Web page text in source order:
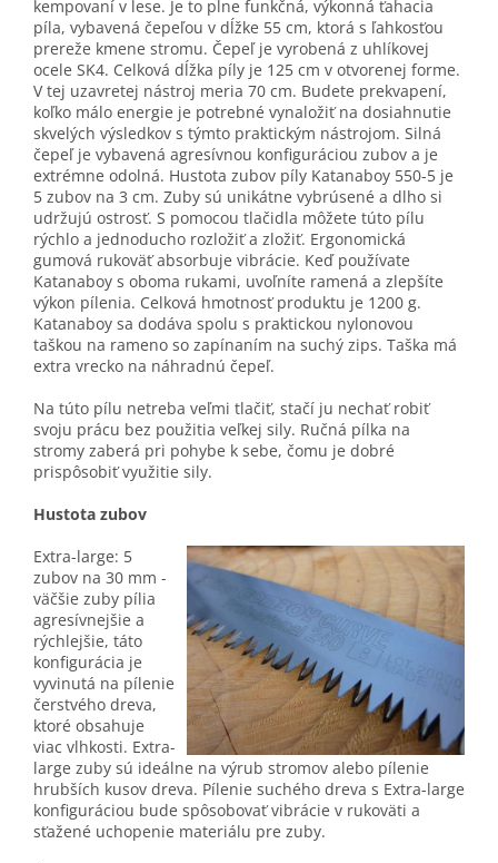
kempovaní v lese. Je to plne funkčná, výkonná ťahacia
píla, vybavená čepeľou v dĺžke 55 cm, ktorá s ľahkosťou
prereže kmene stromu. Čepeľ je vyrobená z uhlíkovej
ocele SK4. Celková dĺžka píly je 125 cm v otvorenej forme.
V tej uzavretej nástroj meria 70 cm. Budete prekvapení,
koľko málo energie je potrebné vynaložiť na dosiahnutie
skvelých výsledkov s týmto praktickým nástrojom. Silná
čepeľ je vybavená agresívnou konfiguráciou zubov a je
extrémne odolná. Hustota zubov píly Katanaboy 550-5 je
5 zubov na 3 cm. Zuby sú unikátne vybrúsené a dlho si
udržujú ostrosť. S pomocou tlačidla môžete túto pílu
rýchlo a jednoducho rozložiť a zložiť. Ergonomická
gumová rukoväť absorbuje vibrácie. Keď používate
Katanaboy s oboma rukami, uvoľníte ramená a zlepšíte
výkon pílenia. Celková hmotnosť produktu je 1200 g.
Katanaboy sa dodáva spolu s praktickou nylonovou
taškou na rameno so zapínaním na suchý zips. Taška má
extra vrecko na náhradnú čepeľ.
Na túto pílu netreba veľmi tlačiť, stačí ju nechať robiť
svoju prácu bez použitia veľkej sily. Ručná pílka na
stromy zaberá pri pohybe k sebe, čomu je dobré
prispôsobiť využitie sily.
Hustota zubov
Extra-large: 5
zubov na 30 mm -
väčšie zuby pília
agresívnejšie a
rýchlejšie, táto
konfigurácia je
vyvinutá na pílenie
čerstvého dreva,
ktoré obsahuje
viac vlhkosti. Extra-
large zuby sú ideálne na výrub stromov alebo pílenie
hrubších kusov dreva. Pílenie suchého dreva s Extra-large
konfiguráciou bude spôsobovať vibrácie v rukoväti a
sťažené uchopenie materiálu pre zuby.